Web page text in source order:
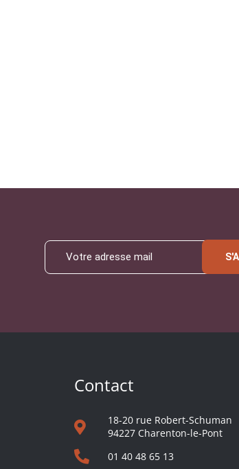
Contact
18-20 rue Robert-Schuman
94227 Charenton-le-Pont
01 40 48 65 13